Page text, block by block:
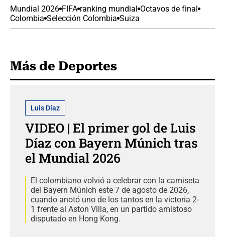
Mundial 2026 FIFA ranking mundial Octavos de final
Colombia Selección Colombia Suiza
Más de Deportes
Luis Díaz
VIDEO | El primer gol de Luis
Díaz con Bayern Múnich tras
el Mundial 2026
El colombiano volvió a celebrar con la camiseta
del Bayern Múnich este 7 de agosto de 2026,
cuando anotó uno de los tantos en la victoria 2-
1 frente al Aston Villa, en un partido amistoso
disputado en Hong Kong.